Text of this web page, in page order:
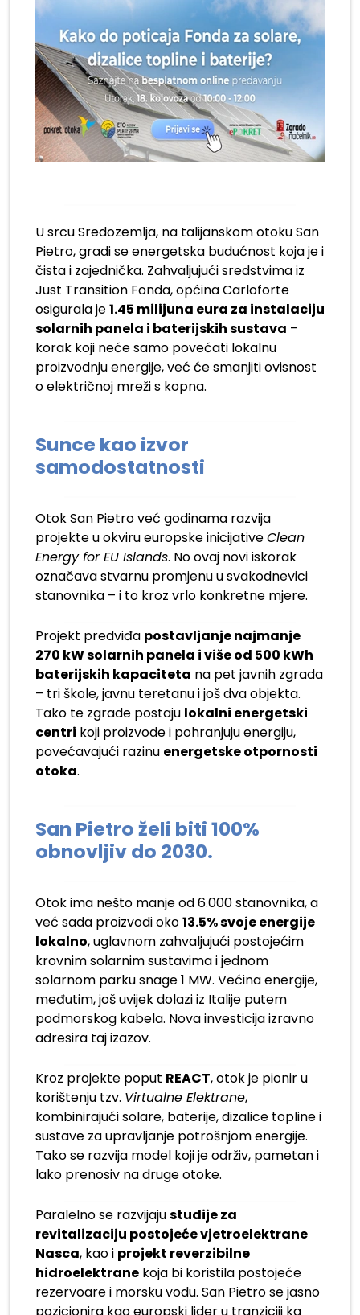
U srcu Sredozemlja, na talijanskom otoku San
Pietro, gradi se energetska budućnost koja je i
čista i zajednička. Zahvaljujući sredstvima iz
Just Transition Fonda, općina Carloforte
osigurala je1.45 milijuna eura za instalaciju
solarnih panela i baterijskih sustava –
korak koji neće samo povećati lokalnu
proizvodnju energije, već će smanjiti ovisnost
o električnoj mreži s kopna.
Sunce kao izvor
samodostatnosti
Otok San Pietro već godinama razvija
projekte u okviru europske inicijativeClean
Energy for EU Islands. No ovaj novi iskorak
označava stvarnu promjenu u svakodnevici
stanovnika – i to kroz vrlo konkretne mjere.
Projekt predviđa postavljanje najmanje
270 kW solarnih panela i više od 500 kWh
baterijskih kapaciteta na pet javnih zgrada
– tri škole, javnu teretanu i još dva objekta.
Tako te zgrade postaju lokalni energetski
centri koji proizvode i pohranjuju energiju,
povećavajući razinu energetske otpornosti
otoka.
San Pietro želi biti 100%
obnovljiv do 2030.
Otok ima nešto manje od 6.000 stanovnika, a
već sada proizvodi oko13.5% svoje energije
lokalno, uglavnom zahvaljujući postojećim
krovnim solarnim sustavima i jednom
solarnom parku snage 1 MW. Većina energije,
međutim, još uvijek dolazi iz Italije putem
podmorskog kabela. Nova investicija izravno
adresira taj izazov.
Kroz projekte poput REACT, otok je pionir u
korištenju tzv. Virtualne Elektrane,
kombinirajući solare, baterije, dizalice topline i
sustave za upravljanje potrošnjom energije.
Tako se razvija model koji je održiv, pametan i
lako prenosiv na druge otoke.
Paralelno se razvijajustudije za
revitalizaciju postojeće vjetroelektrane
Nasca, kao i projekt reverzibilne
hidroelektrane koja bi koristila postojeće
rezervoare i morsku vodu. San Pietro se jasno